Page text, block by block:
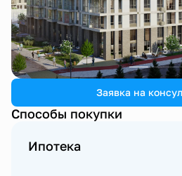
1 / 3
Заявка на
Способы покупки
Ипотека